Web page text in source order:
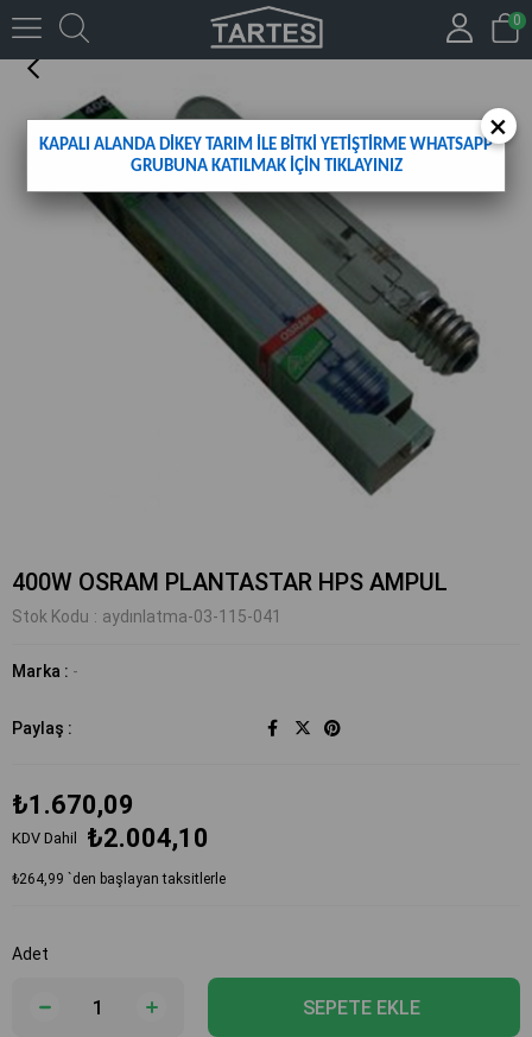
0
400W OSRAM PLANTASTAR HPS AMPUL
400W OSRAM PLANTASTAR HPS AMPUL
Stok Kodu aydınlatma-03-115-041
Marka : -
Paylaş :
₺1.670,09
KDV Dahil ₺2.004,10
₺264,99 `den başlayan taksitlerle
Adet
×
KAPALI ALANDA DİKEY TARIM İLE BİTKİ YETİŞTİRME WHATSAPP
GRUBUNA KATILMAK İÇİN TIKLAYINIZ